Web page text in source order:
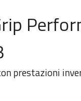
prestazioni